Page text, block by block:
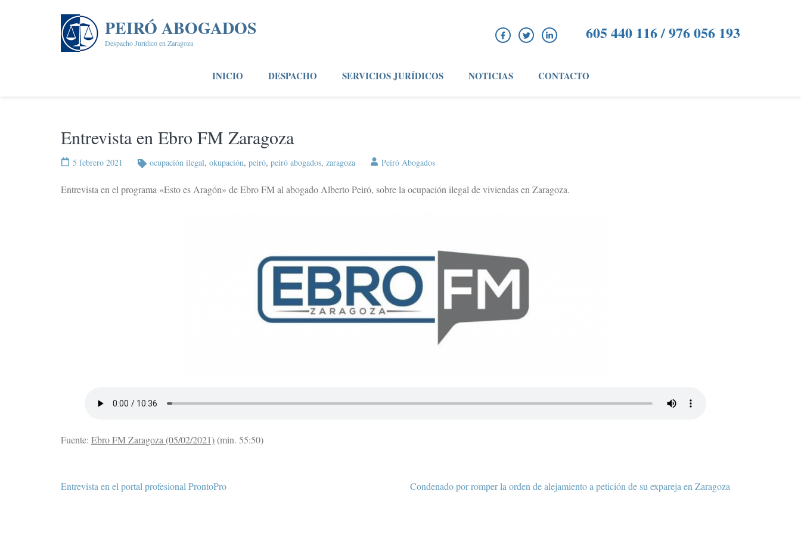
PEIRÓ ABOGADOS
Despacho Jurídico en Zaragoza 605 440 116 / 976 056 193
INICIO DESPACHO SERVICIOS JURÍDICOS NOTICIAS CONTACTO
Entrevista en Ebro FM Zaragoza
5 febrero 2021 ocupación ilegal, okupación, peiró, peiró abogados, zaragoza Peiró Abogados
Entrevista en el programa «Esto es Aragón» de Ebro FM al abogado Alberto Peiró, sobre la ocupación ilegal de viviendas en Zaragoza.
Fuente: Ebro FM Zaragoza (05/02/2021) (min. 55:50)
Navegación
Entrevista en el portal profesional ProntoPro Condenado por romper la orden de alejamiento a petición de su expareja en Zaragoza